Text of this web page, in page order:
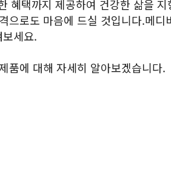
혜택까지 제공하여 건강한 삶을 지
으로도 마음에 드실 것입니다.메디
세요.
품에 대해 자세히 알아보겠습니다.